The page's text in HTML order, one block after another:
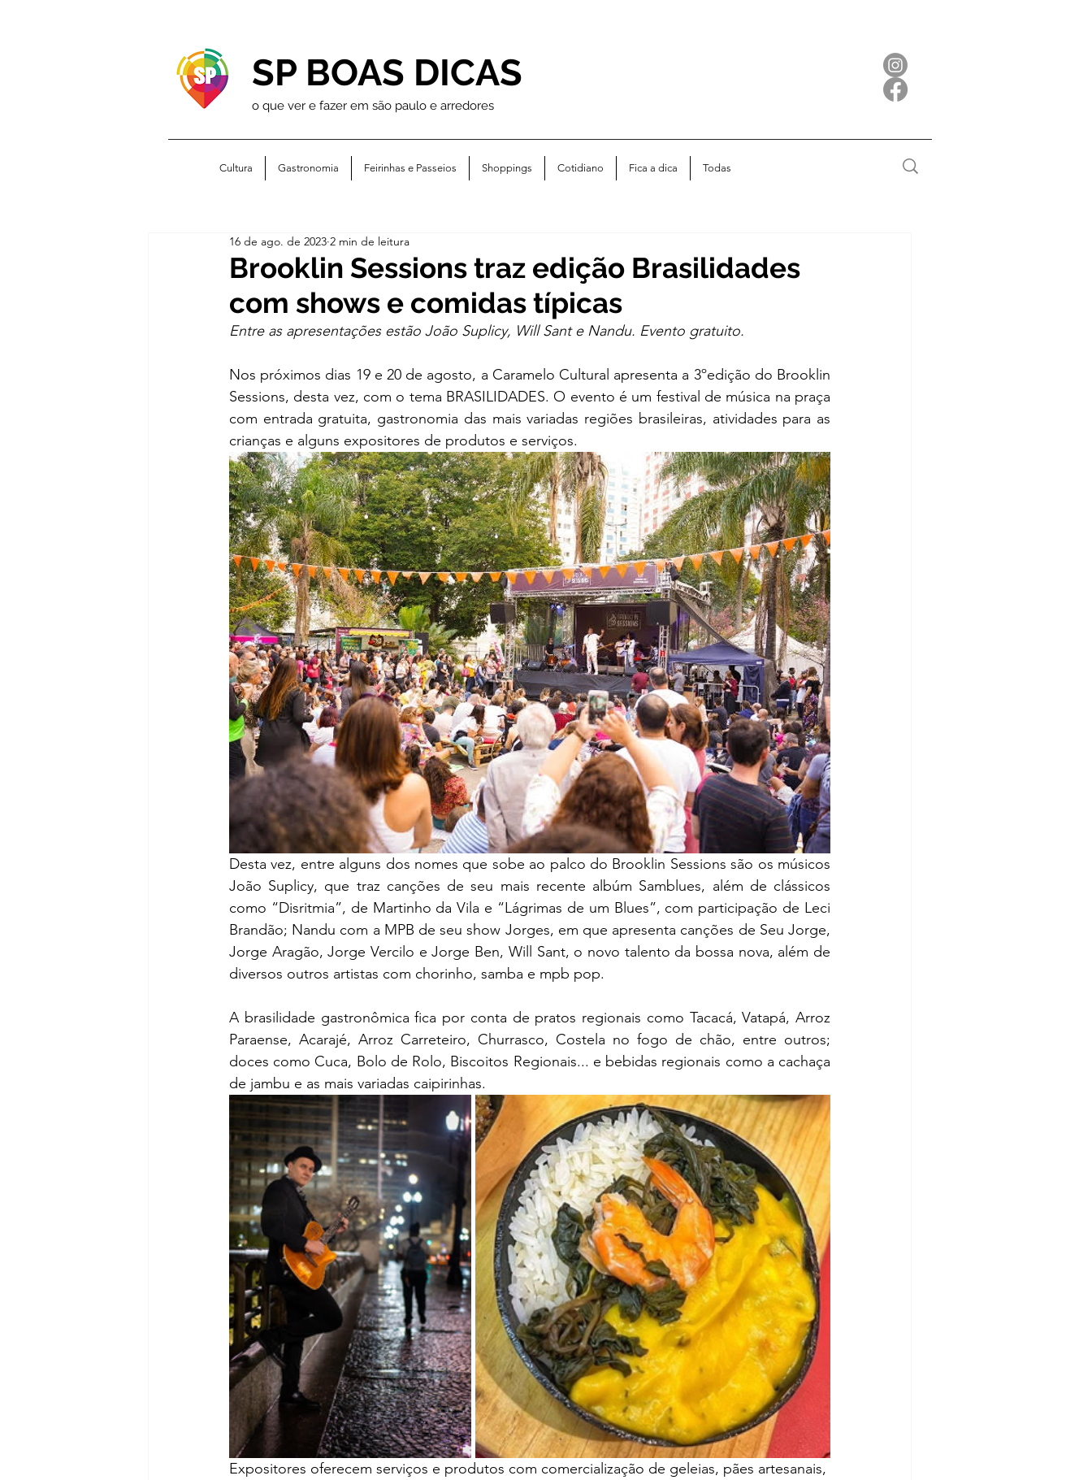
SP BOAS DICAS
o que ver e fazer em são paulo e arredores
Cultura Gastronomia Feirinhas e Passeios Shoppings Cotidiano Fica a dica Todas
Brooklin Sessions traz edição Brasilidades
com shows e comidas típicas
16 de ago. de 2023 2 min de leitura
Entre as apresentações estão João Suplicy, Will Sant e Nandu. Evento gratuito.
Nos próximos dias 19 e 20 de agosto, a Caramelo Cultural apresenta a 3ºedição do Brooklin
Sessions, desta vez, com o tema BRASILIDADES. O evento é um festival de música na praça
com entrada gratuita, gastronomia das mais variadas regiões brasileiras, atividades para as
crianças e alguns expositores de produtos e serviços.
Desta vez, entre alguns dos nomes que sobe ao palco do Brooklin Sessions são os músicos
João Suplicy, que traz canções de seu mais recente albúm Samblues, além de clássicos
como “Disritmia”, de Martinho da Vila e “Lágrimas de um Blues”, com participação de Leci
Brandão; Nandu com a MPB de seu show Jorges, em que apresenta canções de Seu Jorge,
Jorge Aragão, Jorge Vercilo e Jorge Ben, Will Sant, o novo talento da bossa nova, além de
diversos outros artistas com chorinho, samba e mpb pop.
A brasilidade gastronômica fica por conta de pratos regionais como Tacacá, Vatapá, Arroz
Paraense, Acarajé, Arroz Carreteiro, Churrasco, Costela no fogo de chão, entre outros;
doces como Cuca, Bolo de Rolo, Biscoitos Regionais... e bebidas regionais como a cachaça
de jambu e as mais variadas caipirinhas.
Expositores oferecem serviços e produtos com comercialização de geleias, pães artesanais,